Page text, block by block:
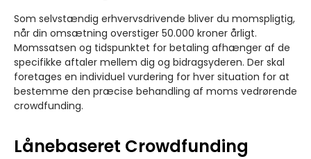
Som selvstændig erhvervsdrivende bliver du momspligtig,
når din omsætning overstiger 50.000 kroner årligt.
Momssatsen og tidspunktet for betaling afhænger af de
specifikke aftaler mellem dig og bidragsyderen. Der skal
foretages en individuel vurdering for hver situation for at
bestemme den præcise behandling af moms vedrørende
crowdfunding.
Lånebaseret Crowdfunding